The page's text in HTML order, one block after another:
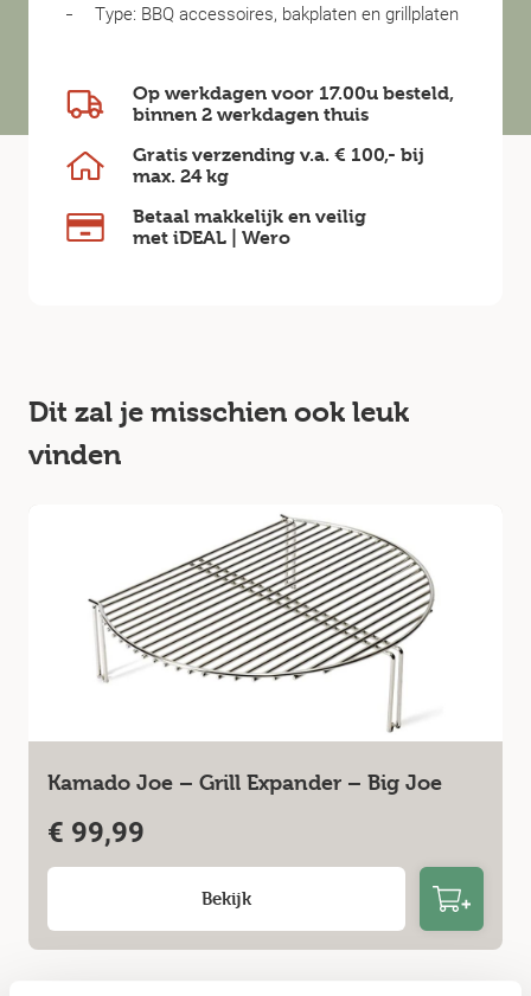
Type: BBQ accessoires, bakplaten en grillplaten
Op werkdagen voor 17.00u besteld,
binnen 2 werkdagen thuis
Gratis verzending v.a. € 100,- bij
max. 24 kg
Betaal makkelijk en veilig
met iDEAL | Wero
Dit zal je misschien ook leuk
vinden
Kamado Joe – Grill Expander – Big Joe
€ 99,99
Bekijk